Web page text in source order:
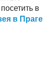
в
в Праге